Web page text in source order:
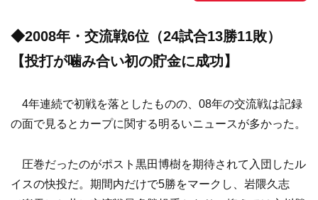
◆2008年・交流戦6位（24試合13勝11敗）
【投打が噛み合い初の貯金に成功】
4年連続で初戦を落としたものの、08年の交流戦は記録
の面で見るとカープに関する明るいニュースが多かった。
圧巻だったのがポスト黒田博樹を期待されて入団したル
イスの快投だ。期間内だけで5勝をマークし、岩隈久志